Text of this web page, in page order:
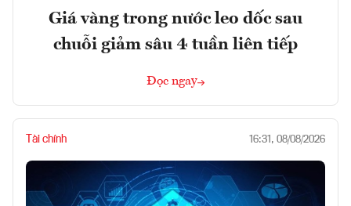
Giá vàng trong nước leo dốc sau
chuỗi giảm sâu 4 tuần liên tiếp
Đọc ngay
Tài chính 16:31, 08/08/2026